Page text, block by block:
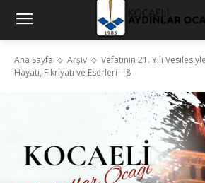
Ana Sayfa Arşiv
Vefatının 21. Yılı
Hayatı, Fikriyatı ve Eserleri – 8